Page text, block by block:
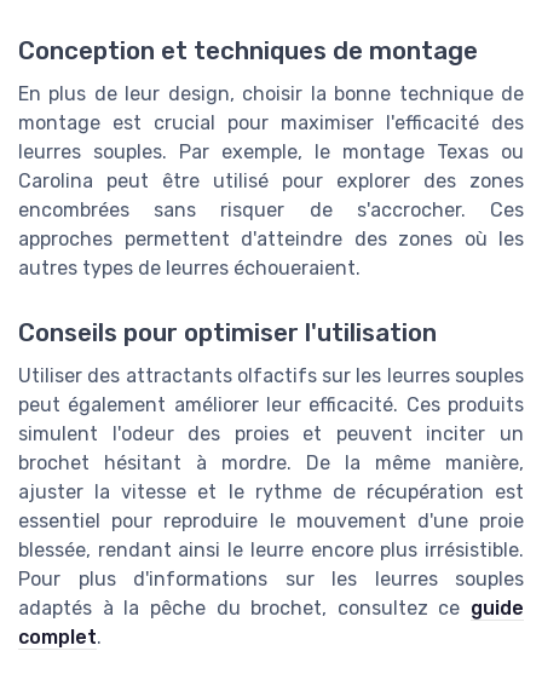
Conception et techniques de montage
En plus de leur design, choisir la bonne technique de
montage est crucial pour maximiser l'efficacité des
leurres souples. Par exemple, le montage Texas ou
Carolina peut être utilisé pour explorer des zones
encombrées sans risquer de s'accrocher. Ces
approches permettent d'atteindre des zones où les
autres types de leurres échoueraient.
Conseils pour optimiser l'utilisation
Utiliser des attractants olfactifs sur les leurres souples
peut également améliorer leur efficacité. Ces produits
simulent l'odeur des proies et peuvent inciter un
brochet hésitant à mordre. De la même manière,
ajuster la vitesse et le rythme de récupération est
essentiel pour reproduire le mouvement d'une proie
blessée, rendant ainsi le leurre encore plus irrésistible.
Pour plus d'informations sur les leurres souples
adaptés à la pêche du brochet, consultez ce guide
complet.